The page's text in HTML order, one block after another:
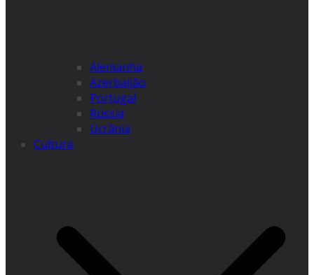
Alemanha
Azerbaijão
Portugal
Rússia
Ucrânia
Cultura